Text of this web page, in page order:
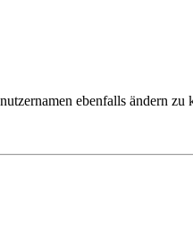
ebenfalls ändern zu